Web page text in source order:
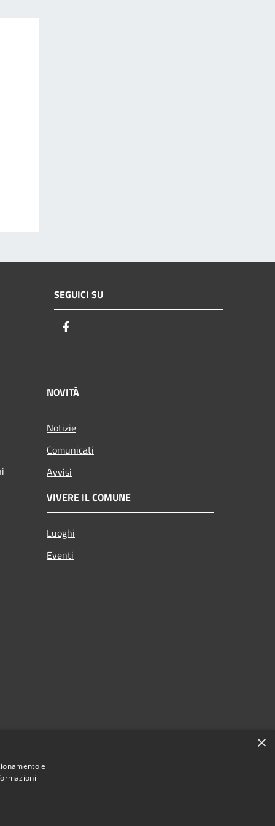
SEGUICI SU
NOVITÀ
Notizie
Comunicati
Avvisi
VIVERE IL COMUNE
Luoghi
Eventi
×
e